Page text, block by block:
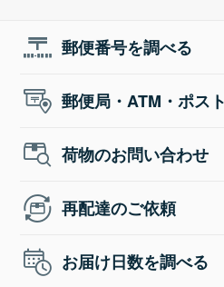
郵便番号を調べる
郵便局・ATM・ポス
荷物のお問い合わせ
再配達のご依頼
お届け日数を調べる